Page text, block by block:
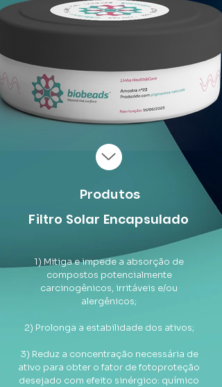
Produtos
Filtro Solar Encapsulado
1) Mitiga e impede a absorção de
compostos potencialmente
carcinogênicos, irritáveis e/ou
alergênicos;
2) Prolonga a estabilidade dos ativos;
3) Reduz a concentração necessária de
ativo para obter o fator de fotoproteção
desejado com efeito sinérgico: químico